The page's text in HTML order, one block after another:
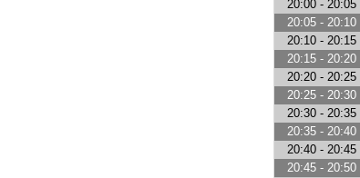
20:00 - 20:05
20:05 - 20:10
20:10 - 20:15
20:15 - 20:20
20:20 - 20:25
20:25 - 20:30
20:30 - 20:35
20:35 - 20:40
20:40 - 20:45
20:45 - 20:50